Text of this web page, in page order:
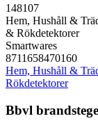
148107
Hem, Hushåll &
& Rökdetektorer
Smartwares
8711658470160
Hem, Hushåll &
Rökdetektorer
Bbvl